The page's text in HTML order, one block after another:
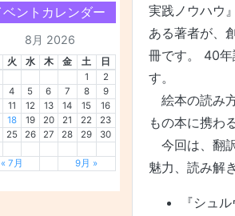
ベントカレンダー
8月 2026
火 水 木 金 土
日
1
2
4 5 6 7 8
9
11 12 13 14 15
16
18 19 20 21 22
23
25 26 27 28 29
30
« 7月
9月 »
実践ノウハウ
ある著者が、
冊です。 40年
す。
絵本の読み
もの本に携わ
今回は、翻
魅力、読み解
『シュ